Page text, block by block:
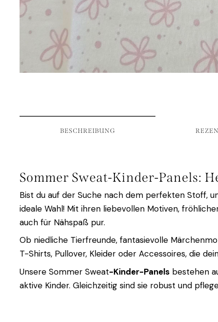
BESCHREIBUNG
Sommer Sweat-Kinder-Panels:
Bist du auf der Suche nach dem perfekten Stoff,
ideale Wahl! Mit ihren liebevollen Motiven,
auch für Nähspaß pur.
Ob niedliche Tierfreunde, fantasievolle
T-Shirts, Pullover, Kleider oder Accessoires, die
Unsere Sommer Sweat-Kinder-Panels bestehen
aktive Kinder. Gleichzeitig sind sie robust und